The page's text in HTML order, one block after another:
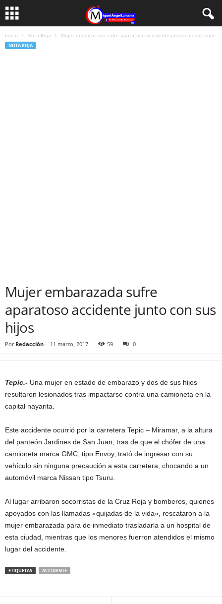
Inicio Nota Roja Mujer embarazada sufre aparatoso accidente junto con sus hijos
NOTA ROJA
Mujer embarazada sufre
aparatoso accidente junto con sus
hijos
Por Redacción - 11 marzo, 2017 59 0
Tepic.- Una mujer en estado de embarazo y dos de sus hijos
resultaron lesionados tras impactarse contra una camioneta en la
capital nayarita.
Este accidente ocurrió por la carretera Tepic – Miramar, a la altura
del panteón Jardines de San Juan, tras de que el chófer de una
camioneta marca GMC, tipo Envoy, trató de ingresar con su
vehículo sin ninguna precaución a esta carretera, chocando a un
automóvil marca Nissan tipo Tsuru.
Al lugar arribaron socorristas de la Cruz Roja y bomberos, quienes
apoyados con las llamadas «quijadas de la vida», rescataron a la
mujer embarazada para de inmediato trasladarla a un hospital de
esta ciudad, mientras que los menores fuerron atendidos el mismo
lugar del accidente.
ETIQUETAS ACCIDENTE